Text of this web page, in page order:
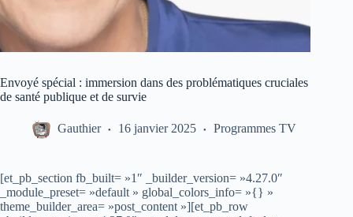
Envoyé spécial : immersion dans des problématiques cruciales
de santé publique et de survie
Gauthier 16 janvier 2025 Programmes TV
[et_pb_section fb_built= »1″ _builder_version= »4.27.0″
_module_preset= »default » global_colors_info= »{} »
theme_builder_area= »post_content »][et_pb_row